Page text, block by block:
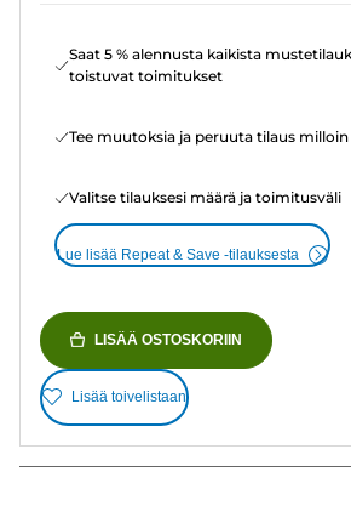
Saat 5 % alennusta kaikista
toistuvat toimitukset
Tee muutoksia ja peruuta tilaus
Valitse tilauksesi määrä ja toimitusväli
Lue lisää Repeat & Save -tilauksesta
LISÄÄ OSTOSKORIIN
Lisää toivelistaan